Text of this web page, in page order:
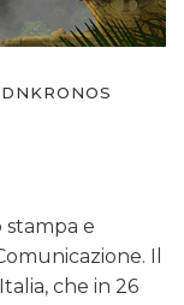
stampa e
Il
che in 26